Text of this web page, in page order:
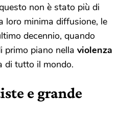
non è stato più di
loro minima diffusione, le
decennio, quando
primo piano nella violenza
di tutto il mondo.
e grande